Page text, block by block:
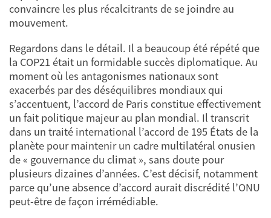
convaincre les plus récalcitrants de se joindre au
mouvement.
Regardons dans le détail. Il a beaucoup été répété que
la COP21 était un formidable succès diplomatique. Au
moment où les antagonismes nationaux sont
exacerbés par des déséquilibres mondiaux qui
s’accentuent, l’accord de Paris constitue effectivement
un fait politique majeur au plan mondial. Il transcrit
dans un traité international l’accord de 195 États de la
planète pour maintenir un cadre multilatéral onusien
de « gouvernance du climat », sans doute pour
plusieurs dizaines d’années. C’est décisif, notamment
parce qu’une absence d’accord aurait discrédité l’ONU
peut-être de façon irrémédiable.